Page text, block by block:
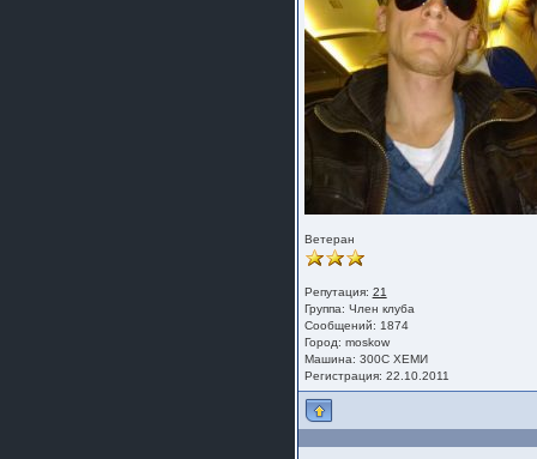
Ветеран
Репутация: 21
Группа: Член клуба
Сообщений: 1874
Город: moskow
Машина: 300С ХЕМИ
Регистрация: 22.10.2011